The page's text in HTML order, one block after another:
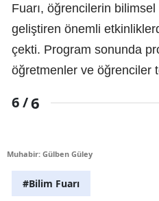
Fuarı, öğrencilerin
geliştiren önemli
çekti. Program sonunda
öğretmenler ve öğrenciler
6 /6
Muhabir: Gülben Güley
#Bilim Fuarı